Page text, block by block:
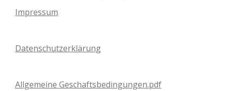
Impressum
Datenschutzerklärung
Allgemeine Geschaftsbedingungen.pdf